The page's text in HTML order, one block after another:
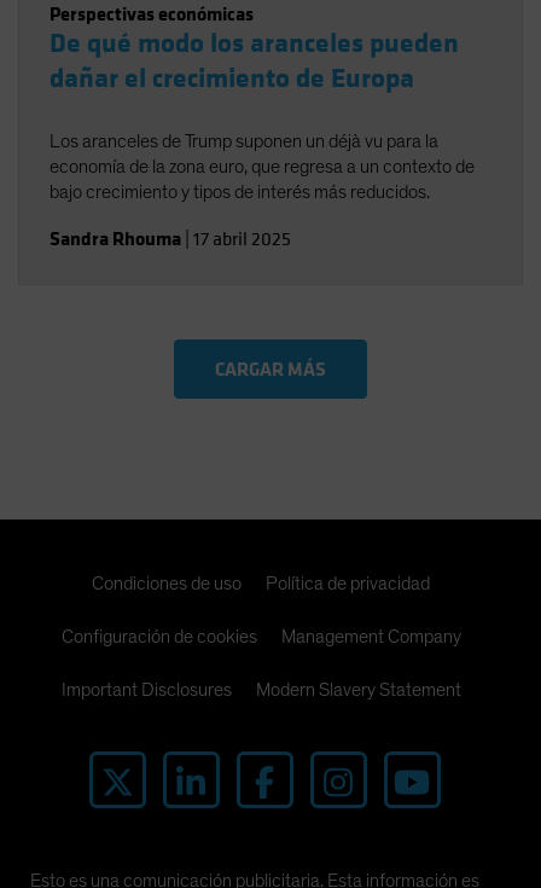
Perspectivas económicas
De qué modo los aranceles pueden
dañar el crecimiento de Europa
Los aranceles de Trump suponen un déjà vu para la
economía de la zona euro, que regresa a un contexto de
bajo crecimiento y tipos de interés más reducidos.
Sandra Rhouma 17 abril 2025
CARGAR MÁS
Condiciones de uso Política de privacidad
Configuración de cookies Management Company
Important Disclosures Modern Slavery Statement
Esto es una comunicación publicitaria. Esta información es